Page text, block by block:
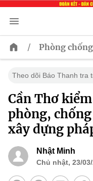
/ Phòng
Theo dõi Báo Thanh tra
Cần Thơ
phòng,
xây dựng
Nhật Minh
Chủ nhật, 23/